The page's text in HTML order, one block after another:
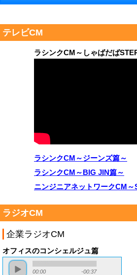
テレビCM
ラシンクCM～しゃばだば
ラシンクCM～ジーンズ篇～
ラシンクCM～BIG JIN篇～
ニンジニアネットワークCM～
ラジオCM
企業ラジオCM
オフィスのコンシェルジュ篇
00:00 -00:37